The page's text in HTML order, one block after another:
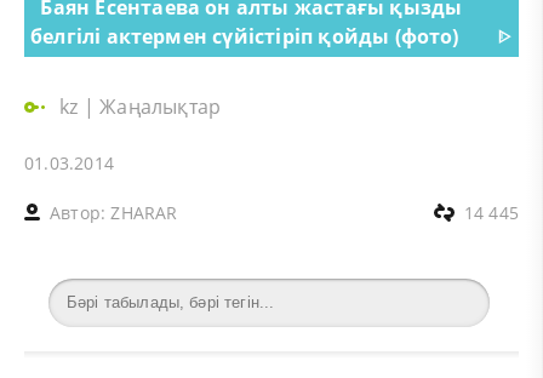
Баян Есентаева он алты жастағы қызды
белгілі актермен сүйістіріп қойды (фото)
ᐈ
kz |Жаңалықтар
01.03.2014
Автор:ZHARAR 14 445